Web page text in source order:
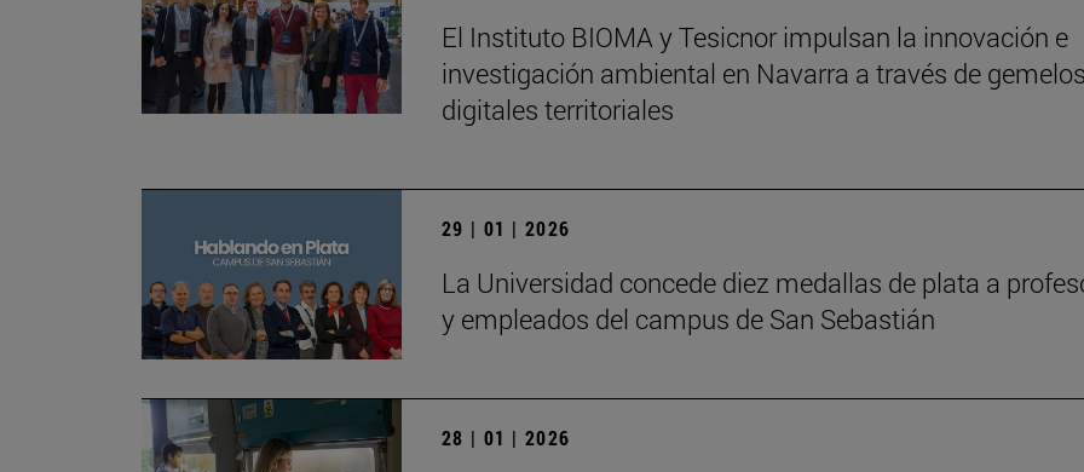
El Instituto BIOMA y Tesicnor impulsan la innovación e
investigación ambiental en Navarra a través de
digitales territoriales
29 | 01 | 2026
La Universidad concede diez medallas de plata a
y empleados del campus de San Sebastián
28 | 01 | 2026